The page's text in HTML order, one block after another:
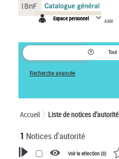
Espace personnel Aide
Tout
Recherche avancée
Accueil Liste de notices d’autorité
1 Notices d'autorité
Voir la sélection (0)
Panneau de gestion des cookies